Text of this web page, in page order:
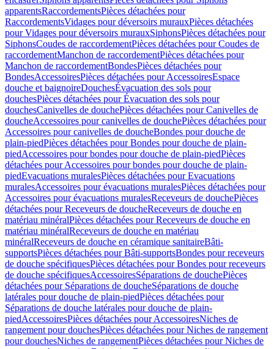
apparentsRaccordementsPièces détachées pour
RaccordementsVidages pour déversoirs murauxPièces détachées
pour Vidages pour déversoirs murauxSiphonsPièces détachées pour
SiphonsCoudes de raccordementPièces détachées pour Coudes de
raccordementManchon de raccordementPièces détachées pour
Manchon de raccordementBondesPièces détachées pour
BondesAccessoiresPièces détachées pour AccessoiresEspace
douche et baignoireDouchesÉvacuation des sols pour
douchesPièces détachées pour Évacuation des sols pour
douchesCanivelles de douchePièces détachées pour Canivelles de
doucheAccessoires pour canivelles de douchePièces détachées pour
Accessoires pour canivelles de doucheBondes pour douche de
plain-piedPièces détachées pour Bondes pour douche de plain-
piedAccessoires pour bondes pour douche de plain-piedPièces
détachées pour Accessoires pour bondes pour douche de plain-
piedEvacuations muralesPièces détachées pour Evacuations
muralesAccessoires pour évacuations muralesPièces détachées pour
Accessoires pour évacuations muralesReceveurs de douchePièces
détachées pour Receveurs de doucheReceveurs de douche en
matériau minéralPièces détachées pour Receveurs de douche en
matériau minéralReceveurs de douche en matériau
minéralReceveurs de douche en céramique sanitaireBâti-
supportsPièces détachées pour Bâti-supportsBondes pour receveurs
de douche spécifiquesPièces détachées pour Bondes pour receveurs
de douche spécifiquesAccessoiresSéparations de douchePièces
détachées pour Séparations de doucheSéparations de douche
latérales pour douche de plain-piedPièces détachées pour
Séparations de douche latérales pour douche de plain-
piedAccessoiresPièces détachées pour AccessoiresNiches de
rangement pour douchesPièces détachées pour Niches de rangement
pour douchesNiches de rangementPièces détachées pour Niches de